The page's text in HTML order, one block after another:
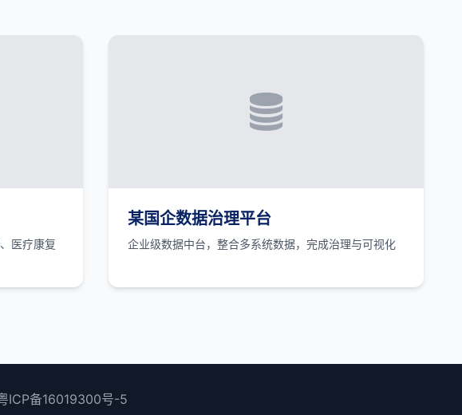
医疗康复
某国企数据治理平台
企业级数据中台，整合多系统数据，完成治理与可视化
ICP备16019300号-5